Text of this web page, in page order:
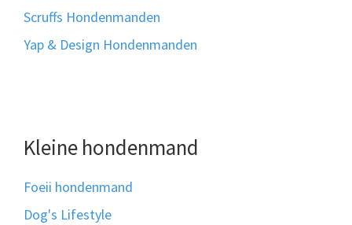
Scruffs Hondenmanden
Yap & Design Hondenmanden
Kleine hondenmand
Foeii hondenmand
Dog's Lifestyle